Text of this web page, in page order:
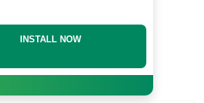
INSTALL NOW